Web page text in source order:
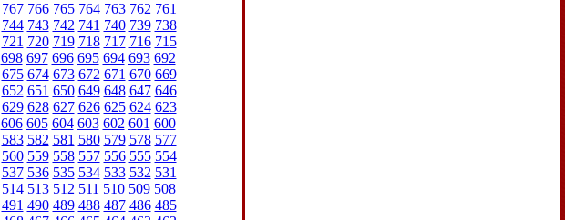
767 766 765 764 763 762 761
744 743 742 741 740 739 738
721 720 719 718 717 716 715
698 697 696 695 694 693 692
675 674 673 672 671 670 669
652 651 650 649 648 647 646
629 628 627 626 625 624 623
606 605 604 603 602 601 600
583 582 581 580 579 578 577
560 559 558 557 556 555 554
537 536 535 534 533 532 531
514 513 512 511 510 509 508
491 490 489 488 487 486 485